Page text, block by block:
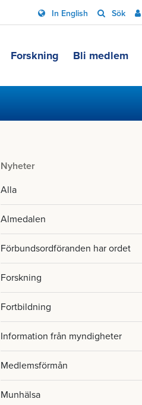
In English Sök
Forskning Bli medlem
Nyheter
Alla
Almedalen
Förbundsordföranden har ordet
Forskning
Fortbildning
Information från myndigheter
Medlemsförmån
Munhälsa